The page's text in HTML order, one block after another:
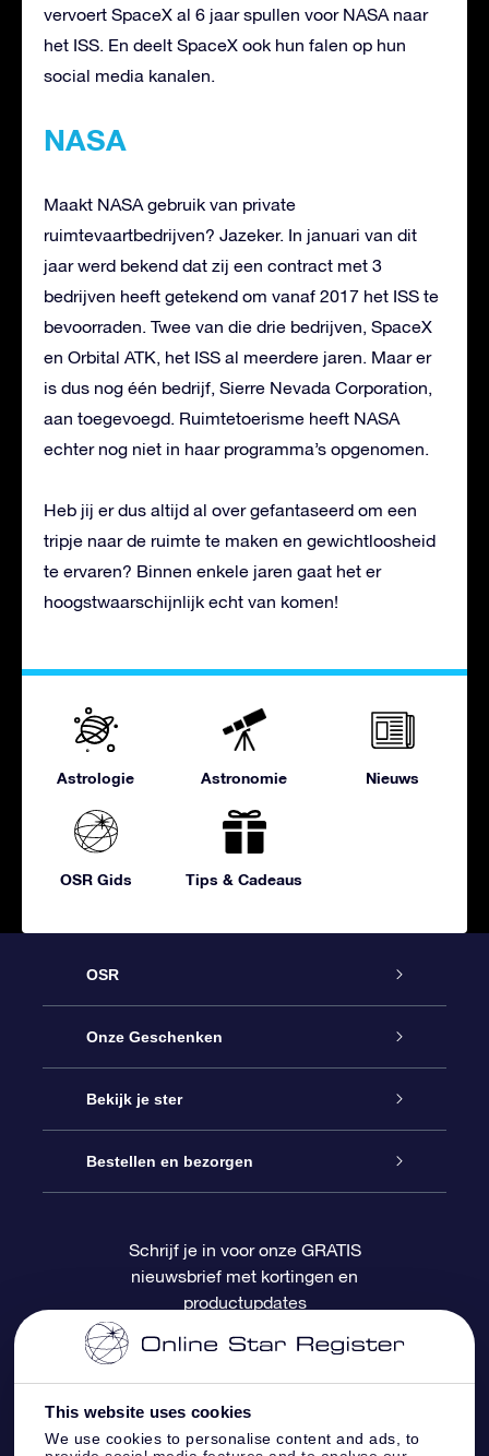
This website uses cookies
We use cookies to personalise content and ads, to
vervoert SpaceX al 6 jaar spullen voor NASA naar
het ISS. En deelt SpaceX ook hun falen op hun
social media kanalen.
NASA
Maakt NASA gebruik van private
ruimtevaartbedrijven? Jazeker. In januari van dit
jaar werd bekend dat zij een contract met 3
bedrijven heeft getekend om vanaf 2017 het ISS te
bevoorraden. Twee van die drie bedrijven, SpaceX
en Orbital ATK, het ISS al meerdere jaren. Maar er
is dus nog één bedrijf, Sierre Nevada Corporation,
aan toegevoegd. Ruimtetoerisme heeft NASA
echter nog niet in haar programma’s opgenomen.
Heb jij er dus altijd al over gefantaseerd om een
tripje naar de ruimte te maken en gewichtloosheid
te ervaren? Binnen enkele jaren gaat het er
hoogstwaarschijnlijk echt van komen!
Astrologie Astronomie Nieuws
OSR Gids Tips & Cadeaus
OSR
Service
Contact
Blog
OSR Recensies
Onze Geschenken
Online Star Gift
OSR Cadeaupakket
OSR Cadeaukaart
Relatiegeschenken
Bekijk je ster
Sterrenregister
Gepersonaliseerde sterrenpagina
One Million Stars
OSR Starsaver
Bestellen en bezorgen
Betalingsinformatie
Verzendinformatie
Retourbeleid
Schrijf je in voor onze GRATIS
nieuwsbrief met kortingen en
productupdates